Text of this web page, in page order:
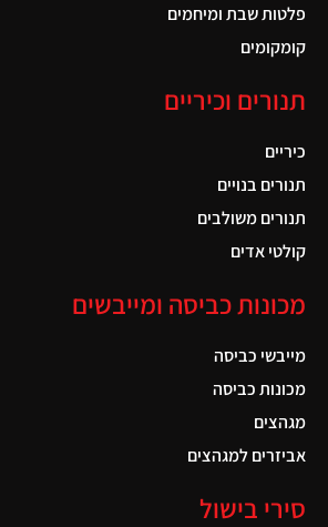
פלטות שבת ומיחמים
קומקומים
תנורים וכיריים
כיריים
תנורים בנויים
תנורים משולבים
קולטי אדים
מכונות כביסה ומייבשים
מייבשי כביסה
מכונות כביסה
מגהצים
אביזרים למגהצים
סירי בישול